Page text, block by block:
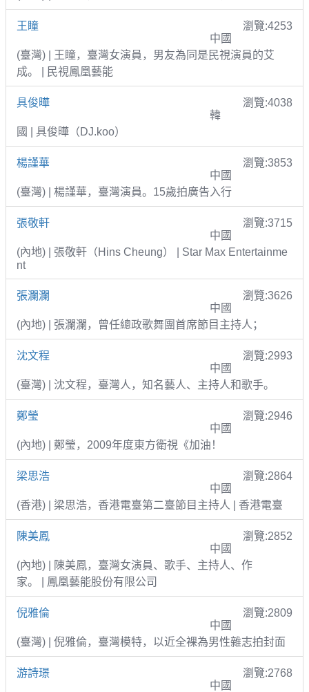
王瞳
瀏覽:4253
中國
(臺灣) | 王瞳，臺灣女演員，男友為同是民視演員的艾
成。 | 民視鳳凰藝能
具俊曄
瀏覽:4038
韓
國 | 具俊曄（DJ.koo）
楊謹華
瀏覽:3853
中國
(臺灣) | 楊謹華，臺灣演員。15歲拍廣告入行
張敬軒
瀏覽:3715
中國
(內地) | 張敬軒（Hins Cheung） | Star Max Entertainme
nt
張瀾瀾
瀏覽:3626
中國
(內地) | 張瀾瀾，曾任總政歌舞團首席節目主持人；
沈文程
瀏覽:2993
中國
(臺灣) | 沈文程，臺灣人，知名藝人、主持人和歌手。
鄭瑩
瀏覽:2946
中國
(內地) | 鄭瑩，2009年度東方衛視《加油！
梁思浩
瀏覽:2864
中國
(香港) | 梁思浩，香港電臺第二臺節目主持人 | 香港電臺
陳美鳳
瀏覽:2852
中國
(內地) | 陳美鳳，臺灣女演員、歌手、主持人、作
家。 | 鳳凰藝能股份有限公司
倪雅倫
瀏覽:2809
中國
(臺灣) | 倪雅倫，臺灣模特，以近全裸為男性雜志拍封面
游詩璟
瀏覽:2768
中國